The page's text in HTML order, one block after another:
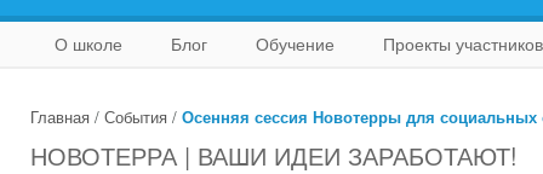
О школе Блог Обучение Проекты участников
Главная / События / Осенняя сессия Новотерры для социальных
НОВОТЕРРА | ВАШИ ИДЕИ ЗАРАБОТАЮТ!